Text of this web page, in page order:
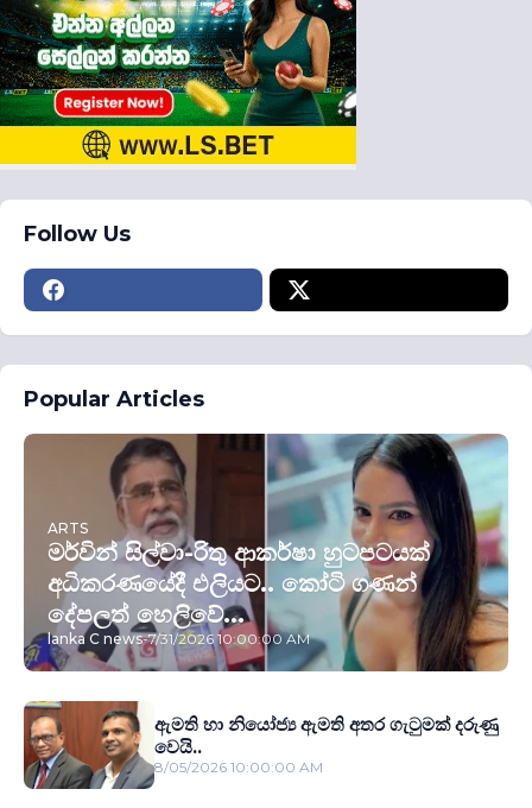
Follow Us
Popular Articles
ARTS
මර්වින් සිල්වා-රිතු ආකර්ෂා හුටපටයක්
අධිකරණයේදී එලියට.. කෝටි ගණන්
දේපලත් හෙලිවේ...
lanka C news-7/31/2026 10:00:00 AM
ඇමති හා නියෝජ්‍ය ඇමති අතර ගැටුමක් දරුණු
වෙයි..
8/05/2026 10:00:00 AM